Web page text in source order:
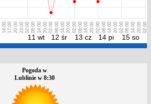
14:0017:00 20:00 23:00
11 wt
02:00 08:00 14:00 20:00
12 śr
02:00 08:00 14:0020:00
13 cz
02:00 08:0014:00 20:00
14 pi
02:00 08:0014:00 20:00
15 so
02:0008:00 14:00 20:00 02:00
Pogoda w
Lublinie w 8:30